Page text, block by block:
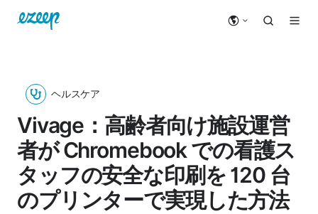
ヘルスケア
Vivage：高齢者向け施設運営
者が Chromebook での看護ス
タッフの安全な印刷を 120 台
のプリンターで実現した方法